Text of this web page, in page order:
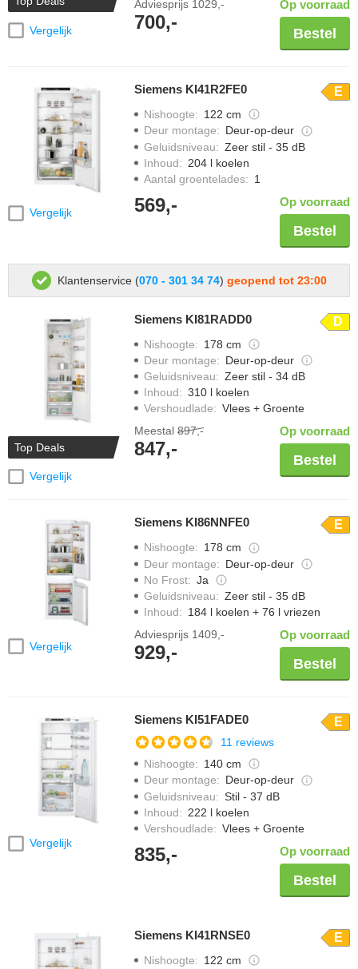
Vergelijk
Adviesprijs 1029,-
700,-
Op voorraad
Bestel
Vergelijk
Siemens KI41R2FE0 E
Nishoogte: 122 cm
Deur montage: Deur-op-deur
Geluidsniveau: Zeer stil - 35 dB
Inhoud: 204 l koelen
Aantal groentelades: 1
569,- Op voorraad
Bestel
Klantenservice (070 - 301 34 74) geopend tot 23:00
Top Deals
Vergelijk
Siemens KI81RADD0 D
Nishoogte: 178 cm
Deur montage: Deur-op-deur
Geluidsniveau: Zeer stil - 34 dB
Inhoud: 310 l koelen
Vershoudlade: Vlees + Groente
Meestal 897,-
847,-
Op voorraad
Bestel
Vergelijk
Siemens KI86NNFE0 E
Nishoogte: 178 cm
Deur montage: Deur-op-deur
No Frost: Ja
Geluidsniveau: Zeer stil - 35 dB
Inhoud: 184 l koelen + 76 l vriezen
Adviesprijs 1409,-
929,-
Op voorraad
Bestel
Vergelijk
Siemens KI51FADE0 E
11 reviews
Nishoogte: 140 cm
Deur montage: Deur-op-deur
Geluidsniveau: Stil - 37 dB
Inhoud: 222 l koelen
Vershoudlade: Vlees + Groente
835,- Op voorraad
Bestel
Siemens KI41RNSE0 E
Nishoogte: 122 cm